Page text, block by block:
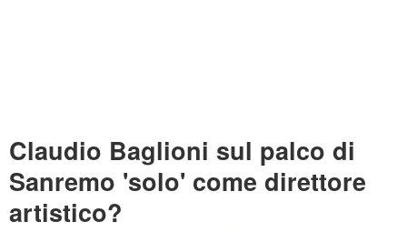
Claudio Baglioni sul palco di
Sanremo 'solo' come direttore
artistico?